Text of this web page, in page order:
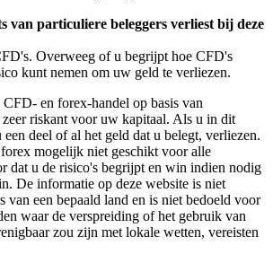
van particuliere beleggers verliest bij deze
Overweeg of u begrijpt hoe CFD's
kunt nemen om uw geld te verliezen.
en forex-handel op basis van
riskant voor uw kapitaal. Als u in dit
deel of al het geld dat u belegt, verliezen.
mogelijk niet geschikt voor alle
dat u de risico's begrijpt en win indien nodig
De informatie op deze website is niet
van een bepaald land en is niet bedoeld voor
waar de verspreiding of het gebruik van
zou zijn met lokale wetten, vereisten